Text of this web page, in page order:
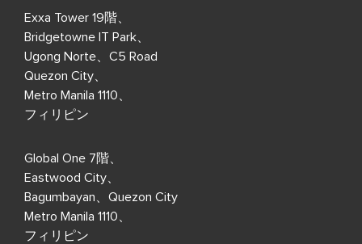
Exxa Tower 19階、
Bridgetowne IT Park、
Ugong Norte、C5 Road
Quezon City、
Metro Manila 1110、
フィリピン
Global One 7階、
Eastwood City、
Bagumbayan、Quezon City
Metro Manila 1110、
フィリピン